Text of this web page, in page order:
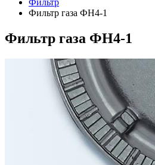
Фильтр
Фильтр газа ФН4-1
Фильтр газа ФН4-1